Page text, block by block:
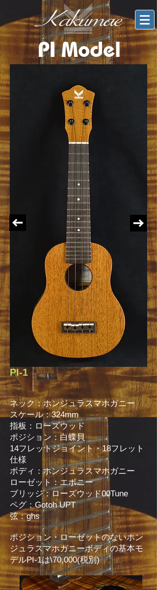
​PI Model
PI-1
ネック：ホンジュラスマホガニー
スケール：324mm
指板：ローズウッド
ポジション：白蝶貝
14フレットジョイント・18フレット
仕様
ボディ：ホンジュラスマホガニー
ローゼット：エボニー
ブリッジ：ローズウッド00Tune
ペグ：Gotoh UPT
弦：ghs
ポジション・ローゼットのないホン
ジュラスマホガニーボディの基本モ
デルPI-1は\70,000(税別)